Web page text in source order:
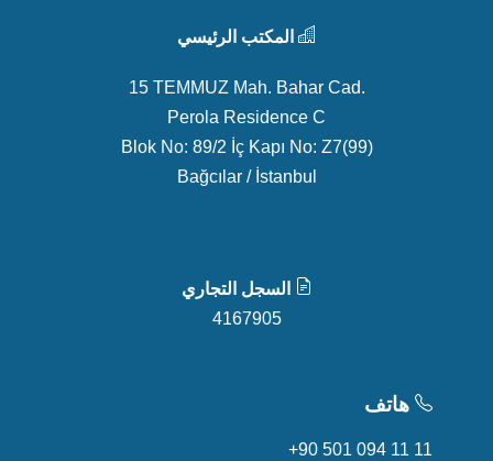
المكتب الرئيسي
15 TEMMUZ Mah. Bahar Cad.
Perola Residence C
Blok No: 89/2 İç Kapı No: Z7(99)
Bağcılar / İstanbul
السجل التجاري
4167905
هاتف
+90 501 094 11 11